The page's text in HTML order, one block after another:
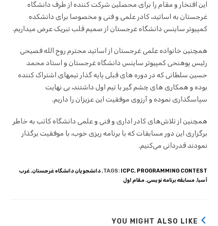
این افتخار و مقام را برای محصلین شرکت کننده از طرف دانشگاه
غرجستان به اساتید، کادر علمی و فنی و مخصوصا برای دانشکده
کمپیوتر ساینس دانشگاه غرجستان از صمیم قلب تبریک عرض میداریم.
همچنین خانواده علمی غرجستان از اساتید محترم روح الله فصیحی
رئیس پوهنحی کمپیوتر ساینس دانشگاه غرجستان و استاد محمد
حسین سلطانی که در دوره های قبلی پایه گذار تیمهای اشتراک کننده
بوده و همکاری های چشم گیر با تیم اول داشتند، بی نهایت
سپاسگذاری نموده و آرزوی موفقیت این عزیزان را داریم.
همچنین از تلاش‌های کادر اداری و فنی و علمی دانشگاه کاتب به خاطر
برگزاری این دور مسابقات که با برنامه ریزی خوب، با موفقیت برگذار
نمودند قدردانی می‌کنیم.
TAGS: ICPC, PROGRAMMING CONTEST
,دانشجویان دانشگاه غرجستان,غرب
آسیا, مسابقه برنامه نویسی, مقام اول
YOU MIGHT ALSO LIKE